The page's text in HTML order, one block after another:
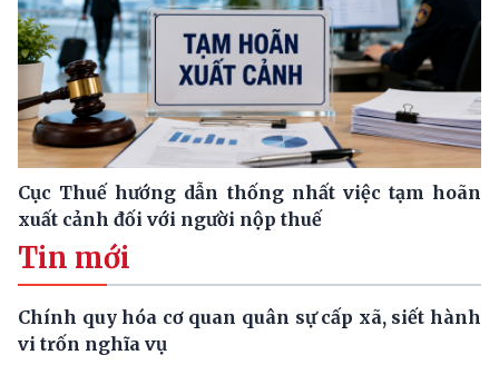
Cục Thuế hướng dẫn thống nhất việc tạm hoãn
xuất cảnh đối với người nộp thuế
Tin mới
Chính quy hóa cơ quan quân sự cấp xã, siết hành
vi trốn nghĩa vụ